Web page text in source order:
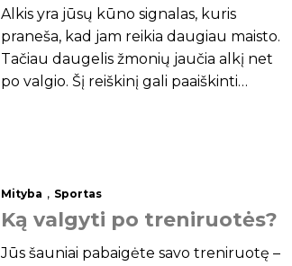
Alkis yra jūsų kūno signalas, kuris
praneša, kad jam reikia daugiau maisto.
Tačiau daugelis žmonių jaučia alkį net
po valgio. Šį reiškinį gali paaiškinti
Mityba , Sportas
Ką valgyti po treniruotės?
Jūs šauniai pabaigėte savo treniruotę –